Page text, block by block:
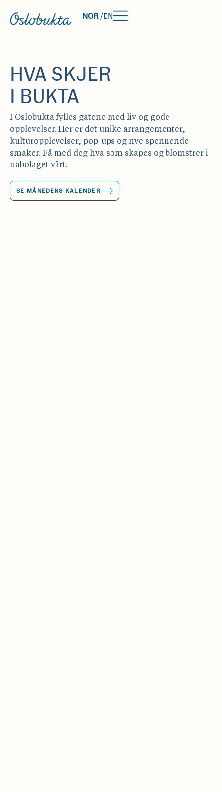
NOR/EN
HVA SKJER
I BUKTA
I Oslobukta fylles gatene med liv og gode
opplevelser. Her er det unike arrangementer,
kulturopplevelser, pop-ups og nye spennende
smaker. Få med deg hva som skapes og blomstrer i
nabolaget vårt.
SE MÅNEDENS KALENDER